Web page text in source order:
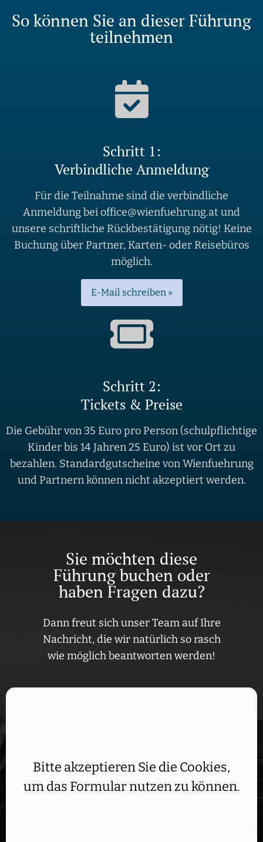
So können Sie an dieser Führung
teilnehmen
Schritt 1:
Verbindliche Anmeldung
Für die Teilnahme sind die verbindliche
Anmeldung bei office@wienfuehrung.at und
unsere schriftliche Rückbestätigung nötig! Keine
Buchung über Partner, Karten- oder Reisebüros
möglich.
E-Mail schreiben »
Schritt 2:
Tickets & Preise
Die Gebühr von 35 Euro pro Person (schulpflichtige
Kinder bis 14 Jahren 25 Euro) ist vor Ort zu
bezahlen. Standardgutscheine von Wienfuehrung
und Partnern können nicht akzeptiert werden.
Sie möchten diese
Führung buchen oder
haben Fragen dazu?
Dann freut sich unser Team auf Ihre
Nachricht, die wir natürlich so rasch
wie möglich beantworten werden!
Aufgrund Ihrer DSGVO Einstellungen wird dieser Inhalt
Bitte akzeptieren Sie die Cookies,
um das Formular nutzen zu können.